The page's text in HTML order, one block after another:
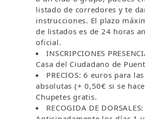
listado de corredores y te
instrucciones. El plazo
de listados es de 24 horas
oficial.
INSCRIPCIONES
Casa del Ciudadano de
PRECIOS: 6 euros para
absolutas (+ 0,50€ si se
Chupetes gratis.
RECOGIDA DE DORSALES: